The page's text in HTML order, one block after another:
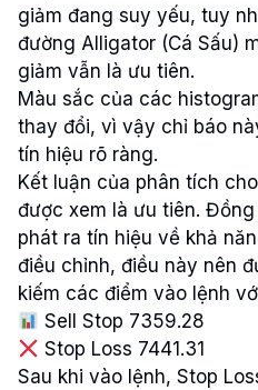
giảm đang suy yếu, tuy
đường Alligator (Cá Sấu)
giảm vẫn là ưu tiên.
Màu sắc của các
thay đổi, vì vậy chỉ báo
tín hiệu rõ ràng.
Kết luận của phân tích
được xem là ưu tiên.
phát ra tín hiệu về khả
điều chỉnh, điều này nên
kiếm các điểm vào lệnh
Sell Stop 7359.28
Stop Loss 7441.31
Sau khi vào lệnh, Stop